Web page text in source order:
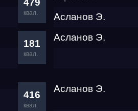
479
квал.
Асланов Э.
181
квал.
Асланов Э.
416
квал.
Асланов Э.